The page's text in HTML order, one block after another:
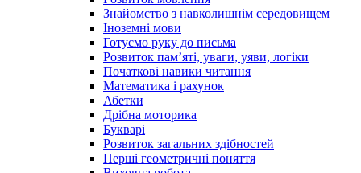
Знайомство з навколишнім середовищем
Іноземні мови
Готуємо руку до письма
Розвиток пам’яті, уваги, уяви, логіки
Початкові навики читання
Математика і рахунок
Абетки
Дрібна моторика
Букварі
Розвиток загальних здібностей
Перші геометричні поняття